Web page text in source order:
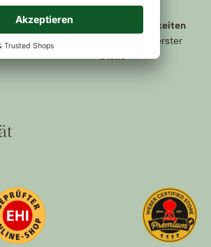
Sichere Zahlungsmöglichkeiten
Ihre Sicherheit kommt an erster
Stelle